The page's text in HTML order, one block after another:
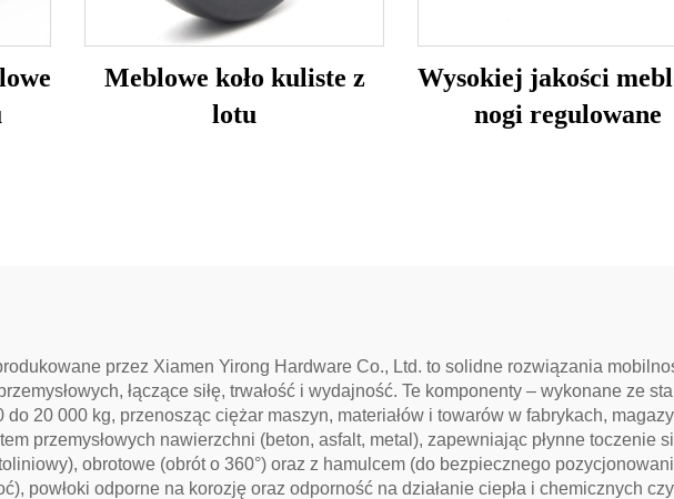
Meblowe koło kuliste z
lotu
Wysokiej jakości
nogi regulowane
przez Xiamen Yirong Hardware Co., Ltd. to solidne rozwiązania
łączące siłę, trwałość i wydajność. Te komponenty – wykonane ze
20 000 kg, przenosząc ciężar maszyn, materiałów i towarów w fabrykach,
przemysłowych nawierzchni (beton, asfalt, metal), zapewniając płynne toczenie
obrotowe (obrót o 360°) oraz z hamulcem (do bezpiecznego
powłoki odporne na korozję oraz odporność na działanie ciepła i chemicznych